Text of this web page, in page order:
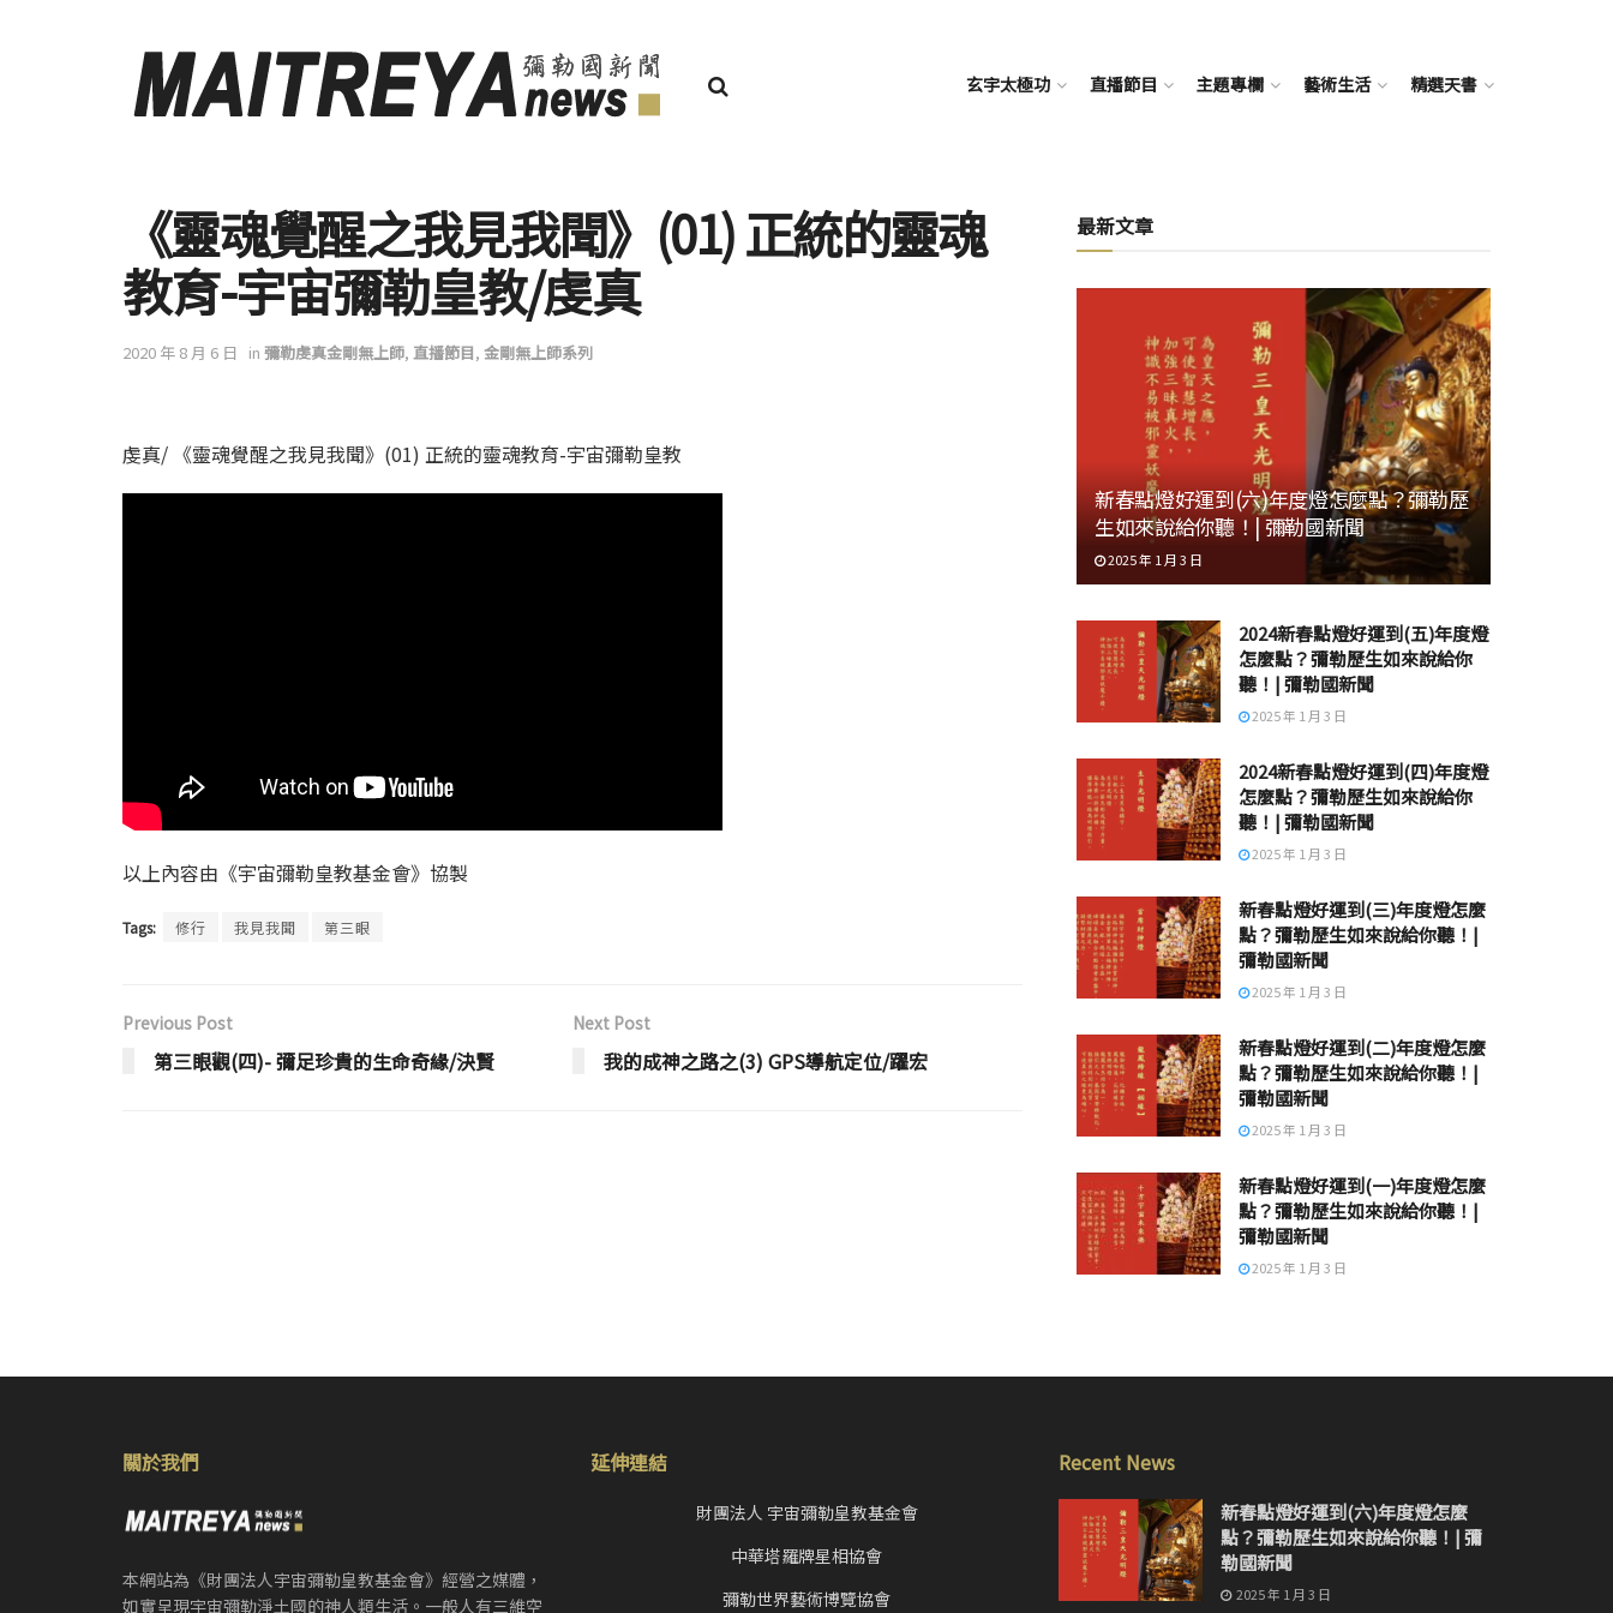
玄宇太極功 直播節目 主題專欄 藝術生活 精選天書
《靈魂覺醒之我見我聞》(01) 正統的靈魂
教育-宇宙彌勒皇教/虔真
2020 年 8 月 6 日 in 彌勒虔真金剛無上師, 直播節目, 金剛無上師系列
虔真/ 《靈魂覺醒之我見我聞》(01) 正統的靈魂教育-宇宙彌勒皇教
以上內容由《宇宙彌勒皇教基金會》協製
Tags: 修行 我見我聞 第三眼
Previous Post
第三眼觀(四)- 彌足珍貴的生命奇緣/決賢
Next Post
我的成神之路之(3) GPS導航定位/躍宏
最新文章
新春點燈好運到(六)年度燈怎麼點？彌勒歷
生如來說給你聽！| 彌勒國新聞
2025 年 1 月 3 日
2024新春點燈好運到(五)年度燈
怎麼點？彌勒歷生如來說給你
聽！| 彌勒國新聞
2025 年 1 月 3 日
2024新春點燈好運到(四)年度燈
怎麼點？彌勒歷生如來說給你
聽！| 彌勒國新聞
2025 年 1 月 3 日
新春點燈好運到(三)年度燈怎麼
點？彌勒歷生如來說給你聽！|
彌勒國新聞
2025 年 1 月 3 日
新春點燈好運到(二)年度燈怎麼
點？彌勒歷生如來說給你聽！|
彌勒國新聞
2025 年 1 月 3 日
新春點燈好運到(一)年度燈怎麼
點？彌勒歷生如來說給你聽！|
彌勒國新聞
2025 年 1 月 3 日
關於我們
本網站為《財團法人宇宙彌勒皇教基金會》經營之媒體，
如實呈現宇宙彌勒淨土國的神人類生活。一般人有三維空
延伸連結
財團法人 宇宙彌勒皇教基金會
中華塔羅牌星相協會
彌勒世界藝術博覽協會
Recent News
新春點燈好運到(六)年度燈怎麼
點？彌勒歷生如來說給你聽！| 彌
勒國新聞
2025 年 1 月 3 日